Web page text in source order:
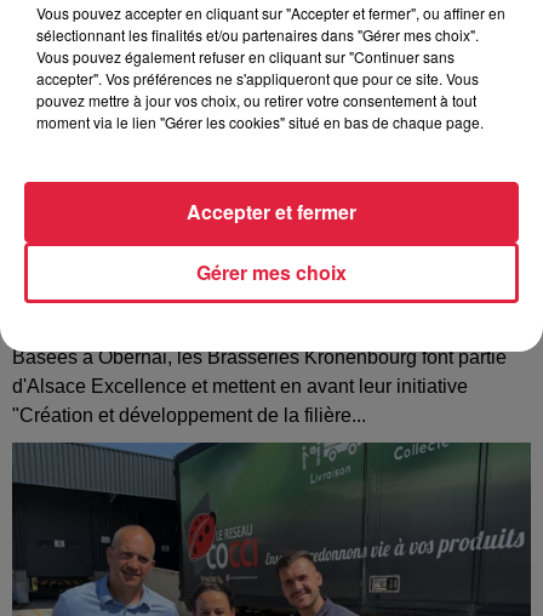
Alsace Excellence : découvrez les Brasseries
Basées à Obernai, les Brasseries Kronenbourg font partie
d'Alsace Excellence et mettent en avant leur initiative
"Création et développement de la filière...
Vous pouvez accepter en cliquant sur "Accepter et fermer", ou affiner en
sélectionnant les finalités et/ou partenaires dans "Gérer mes choix".
Vous pouvez également refuser en cliquant sur "Continuer sans
accepter". Vos préférences ne s'appliqueront que pour ce site. Vous
pouvez mettre à jour vos choix, ou retirer votre consentement à tout
moment via le lien "Gérer les cookies" situé en bas de chaque page.
Gérer mes choix
Accepter et fermer